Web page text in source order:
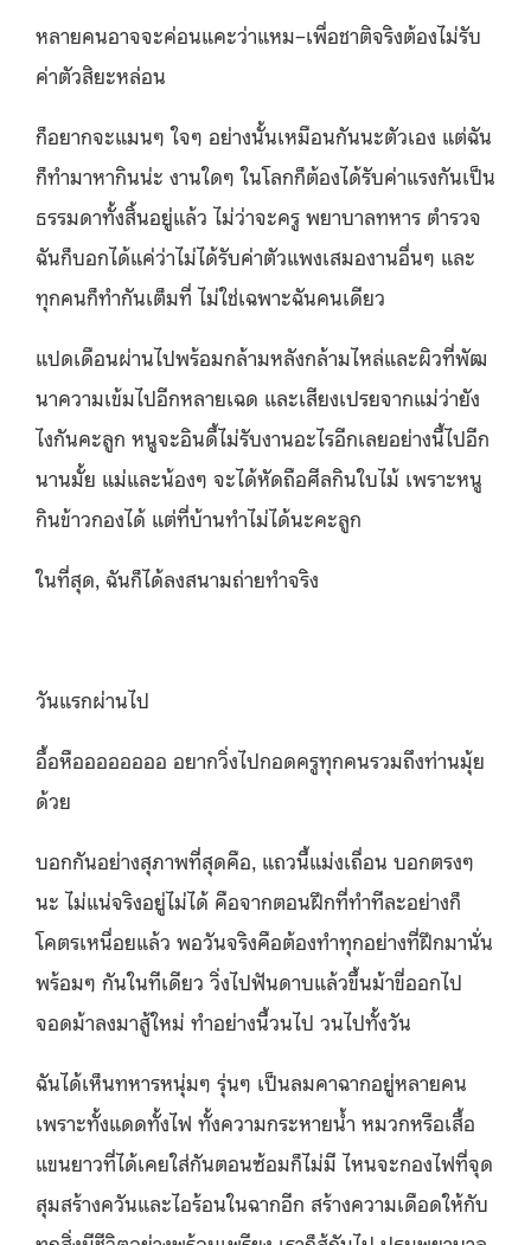
หลายคนอาจจะค่อนแคะว่าแหม–เพื่อชาติจริงต้องไม่รับ
ค่าตัวสิยะหล่อน
ก็อยากจะแมนๆ ใจๆ อย่างนั้นเหมือนกันนะตัวเอง แต่ฉัน
ก็ทำมาหากินน่ะ งานใดๆ ในโลกก็ต้องได้รับค่าแรงกันเป็น
ธรรมดาทั้งสิ้นอยู่แล้ว ไม่ว่าจะครู พยาบาลทหาร ตำรวจ
ฉันก็บอกได้แค่ว่าไม่ได้รับค่าตัวแพงเสมองานอื่นๆ และ
ทุกคนก็ทำกันเต็มที่ ไม่ใช่เฉพาะฉันคนเดียว
แปดเดือนผ่านไปพร้อมกล้ามหลังกล้ามไหล่และผิวที่พัฒ
นาความเข้มไปอีกหลายเฉด และเสียงเปรยจากแม่ว่ายัง
ไงกันคะลูก หนูจะอินดี้ไม่รับงานอะไรอีกเลยอย่างนี้ไปอีก
นานมั้ย แม่และน้องๆ จะได้หัดถือศีลกินใบไม้ เพราะหนู
กินข้าวกองได้ แต่ที่บ้านทำไม่ได้นะคะลูก
ในที่สุด, ฉันก็ได้ลงสนามถ่ายทำจริง
วันแรกผ่านไป
อื้อหืออออออออ อยากวิ่งไปกอดครูทุกคนรวมถึงท่านมุ้ย
ด้วย
บอกกันอย่างสุภาพที่สุดคือ, แถวนี้แม่งเถื่อน บอกตรงๆ
นะ ไม่แน่จริงอยู่ไม่ได้ คือจากตอนฝึกที่ทำทีละอย่างก็
โคตรเหนื่อยแล้ว พอวันจริงคือต้องทำทุกอย่างที่ฝึกมานั่น
พร้อมๆ กันในทีเดียว วิ่งไปฟันดาบแล้วขึ้นม้าขี่ออกไป
จอดม้าลงมาสู้ใหม่ ทำอย่างนี้วนไป วนไปทั้งวัน
ฉันได้เห็นทหารหนุ่มๆ รุ่นๆ เป็นลมคาฉากอยู่หลายคน
เพราะทั้งแดดทั้งไฟ ทั้งความกระหายน้ำ หมวกหรือเสื้อ
แขนยาวที่ได้เคยใส่กันตอนซ้อมก็ไม่มี ไหนจะกองไฟที่จุด
สุมสร้างควันและไอร้อนในฉากอีก สร้างความเดือดให้กับ